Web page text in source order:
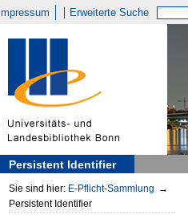
Impressum Erweiterte Suche
Persistent Identifier
Sie sind hier: E-Pflicht-Sammlung →
Persistent Identifier